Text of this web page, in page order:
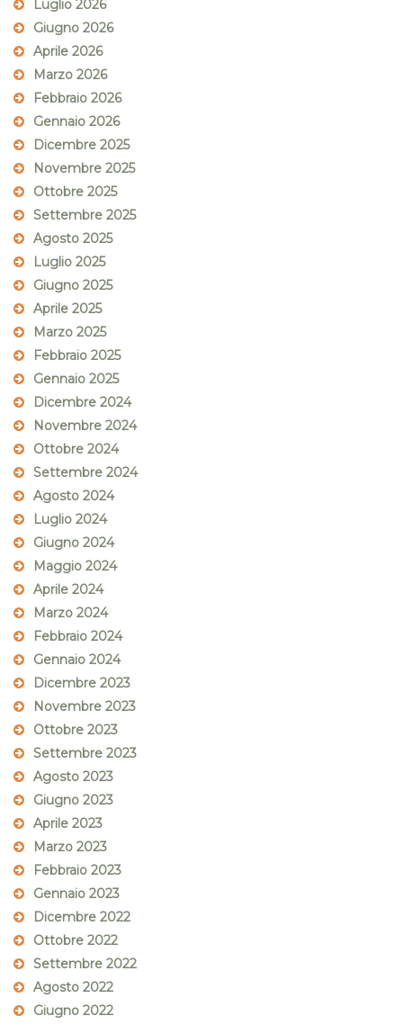
Luglio 2026
Giugno 2026
Aprile 2026
Marzo 2026
Febbraio 2026
Gennaio 2026
Dicembre 2025
Novembre 2025
Ottobre 2025
Settembre 2025
Agosto 2025
Luglio 2025
Giugno 2025
Aprile 2025
Marzo 2025
Febbraio 2025
Gennaio 2025
Dicembre 2024
Novembre 2024
Ottobre 2024
Settembre 2024
Agosto 2024
Luglio 2024
Giugno 2024
Maggio 2024
Aprile 2024
Marzo 2024
Febbraio 2024
Gennaio 2024
Dicembre 2023
Novembre 2023
Ottobre 2023
Settembre 2023
Agosto 2023
Giugno 2023
Aprile 2023
Marzo 2023
Febbraio 2023
Gennaio 2023
Dicembre 2022
Ottobre 2022
Settembre 2022
Agosto 2022
Giugno 2022